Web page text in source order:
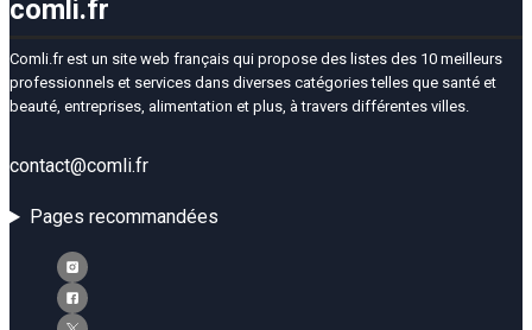
comli.fr
Comli.fr est un site web français qui propose des listes des 10 meilleurs
professionnels et services dans diverses catégories telles que santé et
beauté, entreprises, alimentation et plus, à travers différentes villes.
contact@comli.fr
Pages recommandées